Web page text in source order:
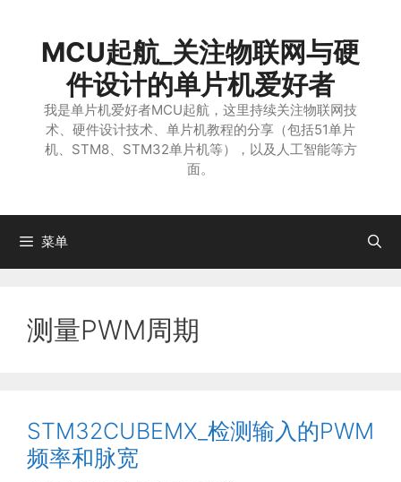
MCU起航_关注物联网与硬
件设计的单片机爱好者
我是单片机爱好者MCU起航，这里持续关注物联网技
术、硬件设计技术、单片机教程的分享（包括51单片
机、STM8、STM32单片机等），以及人工智能等方
面。
菜单
测量PWM周期
STM32CUBEMX_检测输入的PWM
频率和脉宽